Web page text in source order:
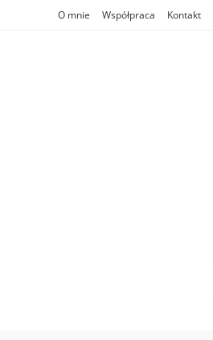
O mnie Współpraca Kontakt